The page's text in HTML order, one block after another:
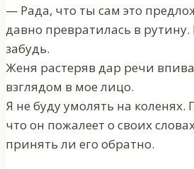
— Рада, что ты сам это
давно превратилась в
забудь.
Женя растеряв дар речи
взглядом в мое лицо.
Я не буду умолять на коленях.
что он пожалеет о своих
принять ли его обратно.